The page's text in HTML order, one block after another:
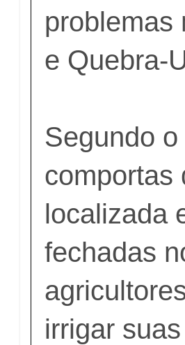
problemas
e Quebra-
Segundo
comportas
localizada
fechadas
irrigar